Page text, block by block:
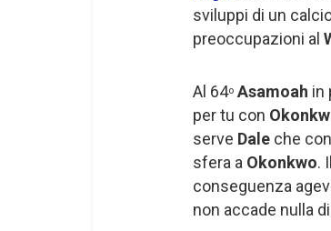
sviluppi di un
preoccupazioni al
Al 64o Asamoah in
per tu con
serve Dale che
sfera a Okonkwo. Il
conseguenza
non accade nulla